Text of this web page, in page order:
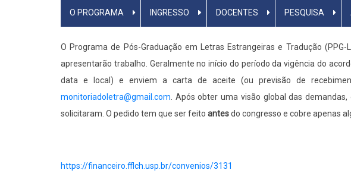
MAIN
O PROGRAMA INGRESSO DOCENTES PESQUISA
O Programa de Pós-Graduação em Letras Estrangeiras e Tradução
apresentarão trabalho. Geralmente no início do período da vigência do
data e local) e enviem a carta de aceite (ou previsão de
monitoriadoletra@gmail.com . Após obter uma visão global das
solicitaram. O pedido tem que ser feito antesdo congresso e cobre apenas
https://financeiro.fflch.usp.br/convenios/3131